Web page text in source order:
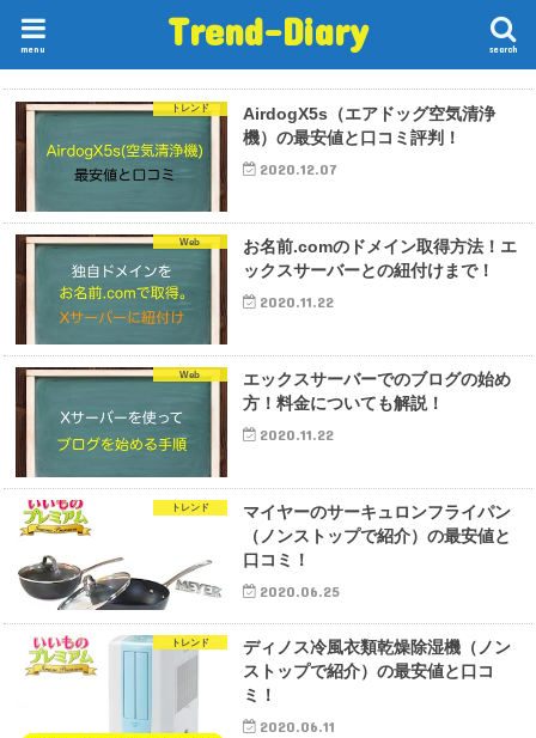
Trend-Diary search
menu
トレンド
AirdogX5s（エアドッグ空気清浄
機）の最安値と口コミ評判！
2020.12.07
Web
お名前.comのドメイン取得方法！エ
ックスサーバーとの紐付けまで！
2020.11.22
Web
エックスサーバーでのブログの始め
方！料金についても解説！
2020.11.22
トレンド
マイヤーのサーキュロンフライパン
（ノンストップで紹介）の最安値と
口コミ！
2020.06.25
トレンド
ディノス冷風衣類乾燥除湿機（ノン
ストップで紹介）の最安値と口コ
ミ！
2020.06.11